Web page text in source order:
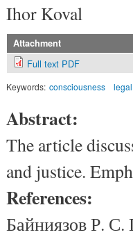
Ihor Koval
Attachment
Full text PDF
Keywords: consciousness
Abstract:
The article
and justice.
References:
Байниязов Р. С.